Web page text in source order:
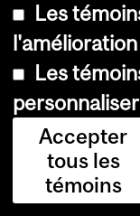
Les
Les
Accepter
tous les
témoins